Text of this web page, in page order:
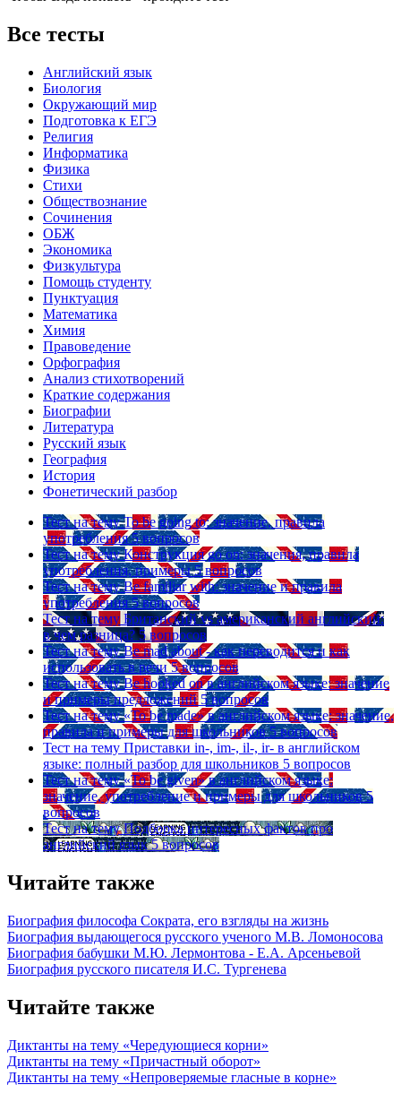
Все тесты
Английский язык
Биология
Окружающий мир
Подготовка к ЕГЭ
Религия
Информатика
Физика
Стихи
Обществознание
Сочинения
ОБЖ
Экономика
Физкультура
Помощь студенту
Пунктуация
Математика
Химия
Правоведение
Орфография
Анализ стихотворений
Краткие содержания
Биографии
Литература
Русский язык
География
История
Фонетический разбор
Тест на тему To be going to: значение, правила
употребления 5 вопросов
Тест на тему Конструкция go on: значения, правила
употребления, примеры 5 вопросов
Тест на тему Be familiar with: значение и правила
употребления 5 вопросов
Тест на тему Британский vs американский английский:
в чем разница? 5 вопросов
Тест на тему Be mad about - как переводится и как
использовать в речи 5 вопросов
Тест на тему Be hooked on в английском языке: значение
и примеры предложений 5 вопросов
Тест на тему «To be made» в английском языке: значение,
правила и примеры для школьников 5 вопросов
Тест на тему Приставки in-, im-, il-, ir- в английском
языке: полный разбор для школьников 5 вопросов
Тест на тему «To be given» в английском языке:
значение, употребление и примеры для школьников 5
вопросов
Тест на тему Подборка интересных фактов про
английский язык 5 вопросов
Читайте также
Биография философа Сократа, его взгляды на жизнь
Биография выдающегося русского ученого М.В. Ломоносова
Биография бабушки М.Ю. Лермонтова - Е.А. Арсеньевой
Биография русского писателя И.С. Тургенева
Читайте также
Диктанты на тему «Чередующиеся корни»
Диктанты на тему «Причастный оборот»
Диктанты на тему «Непроверяемые гласные в корне»